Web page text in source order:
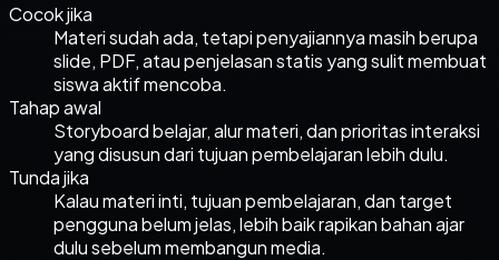
Cocok jika
Materi sudah ada, tetapi penyajiannya masih berupa
slide, PDF, atau penjelasan statis yang sulit membuat
siswa aktif mencoba.
Tahap awal
Storyboard belajar, alur materi, dan prioritas interaksi
yang disusun dari tujuan pembelajaran lebih dulu.
Tunda jika
Kalau materi inti, tujuan pembelajaran, dan target
pengguna belum jelas, lebih baik rapikan bahan ajar
dulu sebelum membangun media.